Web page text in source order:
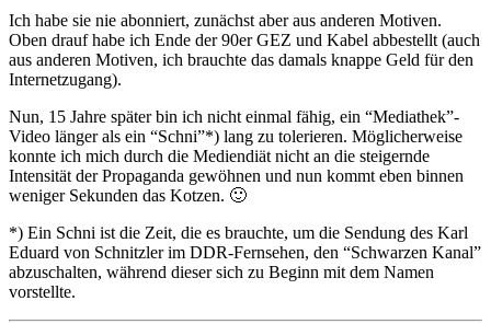
Ich habe sie nie abonniert, zunächst aber aus anderen Motiven.
Oben drauf habe ich Ende der 90er GEZ und Kabel abbestellt (auch
aus anderen Motiven, ich brauchte das damals knappe Geld für den
Internetzugang).
Nun, 15 Jahre später bin ich nicht einmal fähig, ein “Mediathek”-
Video länger als ein “Schni”*) lang zu tolerieren. Möglicherweise
konnte ich mich durch die Mediendiät nicht an die steigernde
Intensität der Propaganda gewöhnen und nun kommt eben binnen
weniger Sekunden das Kotzen. 🙂
*) Ein Schni ist die Zeit, die es brauchte, um die Sendung des Karl
Eduard von Schnitzler im DDR-Fernsehen, den “Schwarzen Kanal”
abzuschalten, während dieser sich zu Beginn mit dem Namen
vorstellte.